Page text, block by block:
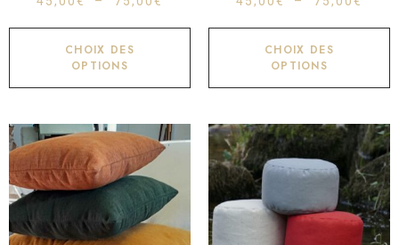
CHOIX DES
OPTIONS
CHOIX DES
OPTIONS